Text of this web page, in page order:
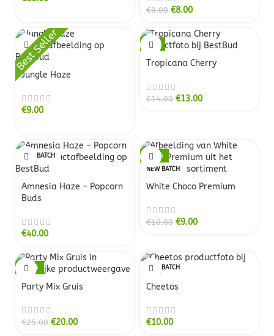
€9.00 €8.00
Jungle Haze
€9.00
Best Seller
-7%
Tropicana Cherry
€14.00 €13.00
NEW BATCH
Amnesia Haze – Popcorn
Buds
€40.00
-10%
NEW BATCH
White Choco Premium
€10.00 €9.00
-20%
Party Mix Gruis
€25.00 €20.00
NEW BATCH
Cheetos
€10.00